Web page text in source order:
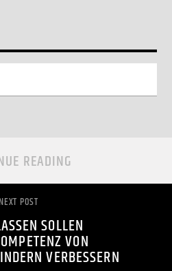
READING
NEXT POST
SOLLEN
VON
VERBESSERN